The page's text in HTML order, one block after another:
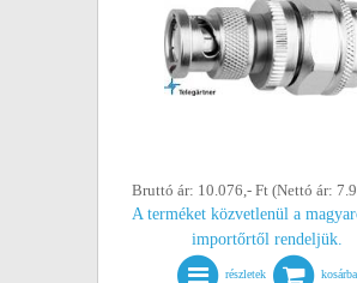
Bruttó ár: 10.076,- Ft (Nettó ár:
A terméket közvetlenül a
importőrtől rendeljük.
részletek